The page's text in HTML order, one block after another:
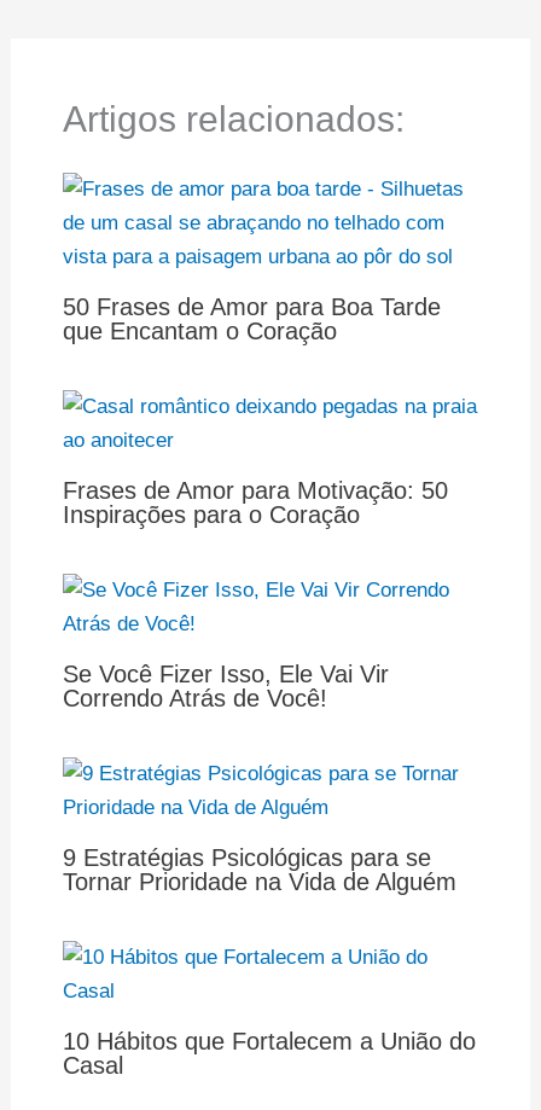
Artigos relacionados:
50 Frases de Amor para Boa Tarde
que Encantam o Coração
Frases de Amor para Motivação: 50
Inspirações para o Coração
Se Você Fizer Isso, Ele Vai Vir
Correndo Atrás de Você!
9 Estratégias Psicológicas para se
Tornar Prioridade na Vida de Alguém
10 Hábitos que Fortalecem a União do
Casal